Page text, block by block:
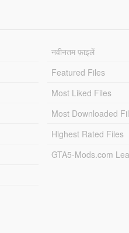
नवीनतम फ़ाइलें
Featured Files
Most Liked Files
Most Downloaded
Highest Rated Files
GTA5-Mods.com